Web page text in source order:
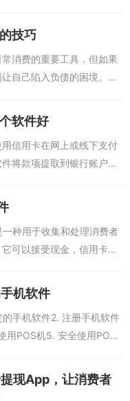
最早能提现的app：24小
地址：点此注册下载或，
技巧
消费的重要工具，但如果
自己陷入负债的困境。因
款可以刷信用卡的app，
用卡里的额度刷出来，...
软件好
信用卡在网上或线下支付
将款项提取到银行账户。
突发需求。本文下面为大
用卡的app，任意一款...
种用于收集和处理消费者
可以接受现金，信用卡，
收银POS机软件可以用于
零售环境中的交易。...
机软件
的手机软件2. 注册手机软件
用POS机5. 安全使用POS
更加快捷方便。下面我们
现App，让消费者